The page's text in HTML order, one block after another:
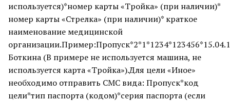
используется)*номер карты «Тройка» (при наличии)*
номер карты «Стрелка» (при наличии)* краткое
наименование медицинской
Боткина (В примере не используется машина, не
используется карта «Тройка»).Для цели «Иное»
необходимо отправить СМС вида: Пропуск*код
цели*тип паспорта (кодом)*серия паспорта (если